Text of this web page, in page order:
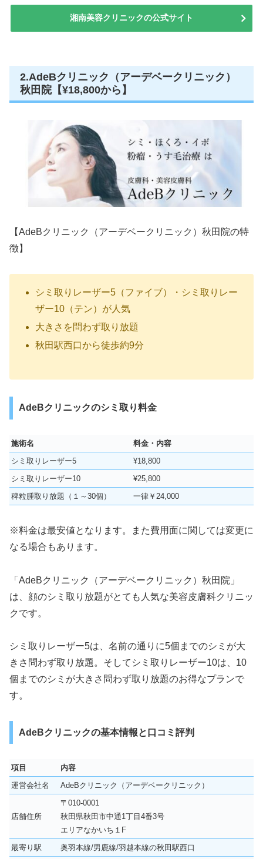
湘南美容クリニックの公式サイト
2.AdeBクリニック（アーデベークリニック）
秋田院【¥18,800から】
【AdeBクリニック（アーデベークリニック）秋田院の特
徴】
シミ取りレーザー5（ファイブ）・シミ取りレー
ザー10（テン）が人気
大きさを問わず取り放題
秋田駅西口から徒歩約9分
AdeBクリニックのシミ取り料金
施術名
料金・内容
シミ取りレーザー5
¥18,800
シミ取りレーザー10
¥25,800
稗粒腫取り放題（１～30個）
一律￥24,000
※料金は最安値となります。また費用面に関しては変更に
なる場合もあります。
「AdeBクリニック（アーデベークリニック）秋田院」
は、顔のシミ取り放題がとても人気な美容皮膚科クリニッ
クです。
シミ取りレーザー5は、名前の通りに5個までのシミが大
きさ問わず取り放題。そしてシミ取りレーザー10は、10
個までのシミが大きさ問わず取り放題のお得なプランで
す。
AdeBクリニックの基本情報と口コミ評判
項目
内容
運営会社名
AdeBクリニック（アーデベークリニック）
店舗住所
〒010-0001
秋田県秋田市中通1丁目4番3号
エリアなかいち１F
最寄り駅
奥羽本線/男鹿線/羽越本線の秋田駅西口